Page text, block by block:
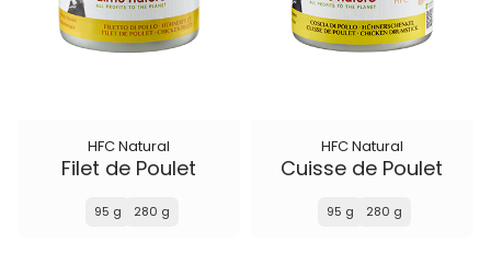
HFC Natural
Filet de Poulet
95 g 280 g
HFC Natural
Cuisse de Poulet
95 g 280 g